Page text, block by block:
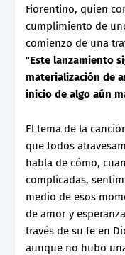
Fiorentino, quien
cumplimiento de
comienzo de una
"Este lanzamiento
materialización de
inicio de algo aún
El tema de la
que todos
habla de cómo,
complicadas,
medio de esos
de amor y
través de su fe en
aunque no hubo